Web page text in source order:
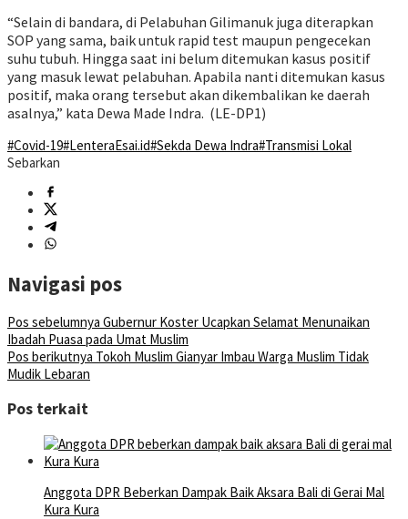
“Selain di bandara, di Pelabuhan Gilimanuk juga diterapkan
SOP yang sama, baik untuk rapid test maupun pengecekan
suhu tubuh. Hingga saat ini belum ditemukan kasus positif
yang masuk lewat pelabuhan. Apabila nanti ditemukan kasus
positif, maka orang tersebut akan dikembalikan ke daerah
asalnya,” kata Dewa Made Indra. (LE-DP1)
#Covid-19#LenteraEsai.id#Sekda Dewa Indra#Transmisi Lokal
Sebarkan
Navigasi pos
Pos sebelumnya Gubernur Koster Ucapkan Selamat Menunaikan
Ibadah Puasa pada Umat Muslim
Pos berikutnya Tokoh Muslim Gianyar Imbau Warga Muslim Tidak
Mudik Lebaran
Pos terkait
Anggota DPR Beberkan Dampak Baik Aksara Bali di Gerai Mal
Kura Kura